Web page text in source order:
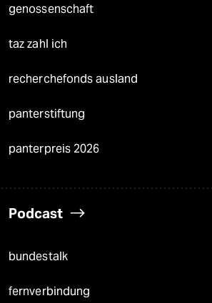
genossenschaft
taz zahl ich
recherchefonds ausland
panterstiftung
panterpreis 2026
Podcast
bundestalk
fernverbindung